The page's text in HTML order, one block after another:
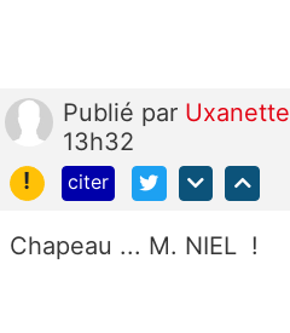
Publié par Uxanette
13h32
!
citer
Chapeau ... M. NIEL !